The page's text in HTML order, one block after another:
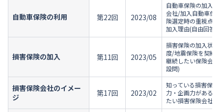
自動車保険の利用 第22回 2023/08
自動車保険の加入
会社/加入自動車保
険選定時の重視点/
加入理由(自由回答
損害保険の加入 第11回 2023/05
損害保険の加入状
度/地震保険を契約
継続したい保険会
設問)
損害保険会社のイメー
ジ
第17回 2023/02
知っている損害保
力・企画力がある
たい損害保険会社/